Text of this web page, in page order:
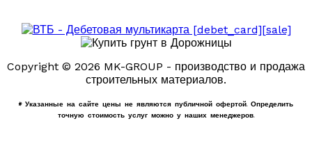
Copyright © 2026 MK-GROUP - производство и продажа
строительных материалов.
* Указанные на сайте цены не являются публичной офертой. Определить
точную стоимость услуг можно у наших менеджеров.